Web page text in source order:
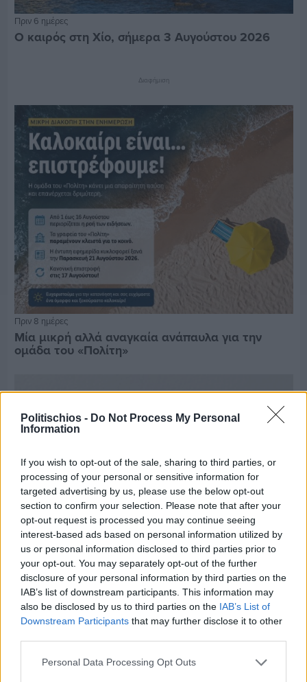
Politischios - Do Not Process My Personal
Information
If you wish to opt-out of the sale, sharing to third parties, or
processing of your personal or sensitive information for
targeted advertising by us, please use the below opt-out
section to confirm your selection. Please note that after your
opt-out request is processed you may continue seeing
interest-based ads based on personal information utilized by
us or personal information disclosed to third parties prior to
your opt-out. You may separately opt-out of the further
disclosure of your personal information by third parties on the
IAB’s list of downstream participants. This information may
also be disclosed by us to third parties on the IAB’s List of
Downstream Participants that may further disclose it to other
Personal Data Processing Opt Outs
Πριν 6 ημέρες
Ο καιρός στη Χίο, σήμερα 3 Αυγούστου 2026
Διαφήμιση
Πριν 8 ημέρες
Μία μικρή αλλά αναγκαία ανάπαυλα για την
ομάδα του «Πολίτη»
Πριν 8 ημέρες
Τρίτος στη σφαιροβολία στη διεθνή συνάντηση
Ελλάδας–Κύπρου Κ18 ο Δημήτρης Τέλλιος